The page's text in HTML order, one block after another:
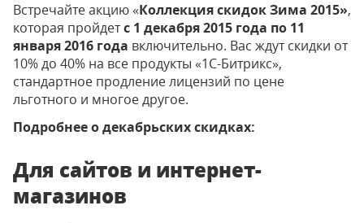
Встречайте акцию «Коллекция скидок Зима 2015»,
которая пройдетс 1 декабря 2015 года по 11
января 2016 года включительно. Вас ждут скидки от
10% до 40% на все продукты «1С-Битрикс»,
стандартное продление лицензий по цене
льготного и многое другое.
Подробнее о декабрьских скидках:
Для сайтов и интернет-
магазинов